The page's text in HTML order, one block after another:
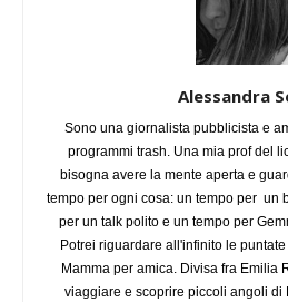
Alessandra
Sono una giornalista pubblicista e
programmi trash. Una mia prof del
bisogna avere la mente aperta e
tempo per ogni cosa: un tempo per un
per un talk polito e un tempo per
Potrei riguardare all'infinito le puntate
Mamma per amica. Divisa fra Emilia
viaggiare e scoprire piccoli angoli di